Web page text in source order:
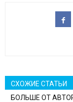
СХОЖИЕ СТАТЬИ
БОЛЬШЕ ОТ